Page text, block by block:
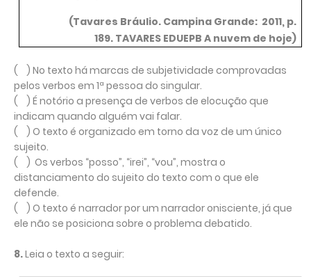
(Tavares Bráulio. Campina Grande: 2011, p.
189. TAVARES EDUEPB A nuvem de hoje)
( ) No texto há marcas de subjetividade comprovadas
pelos verbos em 1ª pessoa do singular.
( ) É notório a presença de verbos de elocução que
indicam quando alguém vai falar.
( ) O texto é organizado em torno da voz de um único
sujeito.
( ) Os verbos “posso”, “irei”, “vou”, mostra o
distanciamento do sujeito do texto com o que ele
defende.
( ) O texto é narrador por um narrador onisciente, já que
ele não se posiciona sobre o problema debatido.
8.Leia o texto a seguir: